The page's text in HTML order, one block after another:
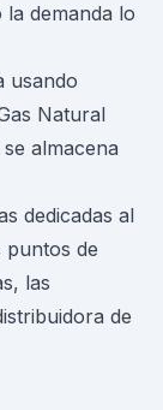
demanda lo
usando
Natural
almacena
dedicadas al
puntos de
las
de